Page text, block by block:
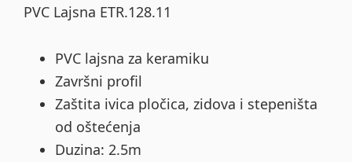
PVC Lajsna ETR.128.11
PVC lajsna za keramiku
Završni profil
Zaštita ivica pločica, zidova i stepeništa
od oštećenja
Duzina: 2.5m